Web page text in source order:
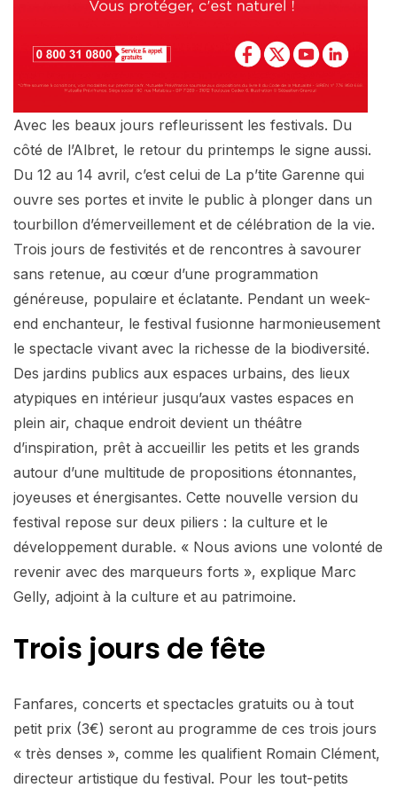
Avec les beaux jours refleurissent les festivals. Du
côté de l’Albret, le retour du printemps le signe aussi.
Du 12 au 14 avril, c’est celui de La p’tite Garenne qui
ouvre ses portes et invite le public à plonger dans un
tourbillon d’émerveillement et de célébration de la vie.
Trois jours de festivités et de rencontres à savourer
sans retenue, au cœur d’une programmation
généreuse, populaire et éclatante. Pendant un week-
end enchanteur, le festival fusionne harmonieusement
le spectacle vivant avec la richesse de la biodiversité.
Des jardins publics aux espaces urbains, des lieux
atypiques en intérieur jusqu’aux vastes espaces en
plein air, chaque endroit devient un théâtre
d’inspiration, prêt à accueillir les petits et les grands
autour d’une multitude de propositions étonnantes,
joyeuses et énergisantes. Cette nouvelle version du
festival repose sur deux piliers : la culture et le
développement durable. « Nous avions une volonté de
revenir avec des marqueurs forts », explique Marc
Gelly, adjoint à la culture et au patrimoine.
Trois jours de fête
Fanfares, concerts et spectacles gratuits ou à tout
petit prix (3€) seront au programme de ces trois jours
« très denses », comme les qualifient Romain Clément,
directeur artistique du festival. Pour les tout-petits